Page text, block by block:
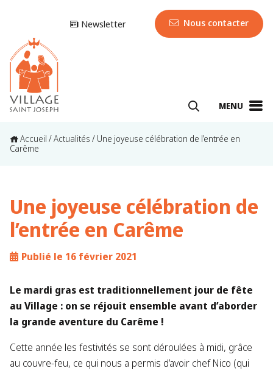
Newsletter Nous contacter
MENU
Accueil /Actualités / Une joyeuse célébration de l’entrée en
Carême
Une joyeuse célébration de
l’entrée en Carême
Publié le 16 février 2021
Le mardi gras est traditionnellement jour de fête
au Village : on se réjouit ensemble avant d’aborder
la grande aventure du Carême !
Cette année les festivités se sont déroulées à midi, grâce
au couvre-feu, ce qui nous a permis d’avoir chef Nico (qui